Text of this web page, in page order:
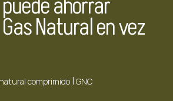
Natural en vez
comprimido| GNC